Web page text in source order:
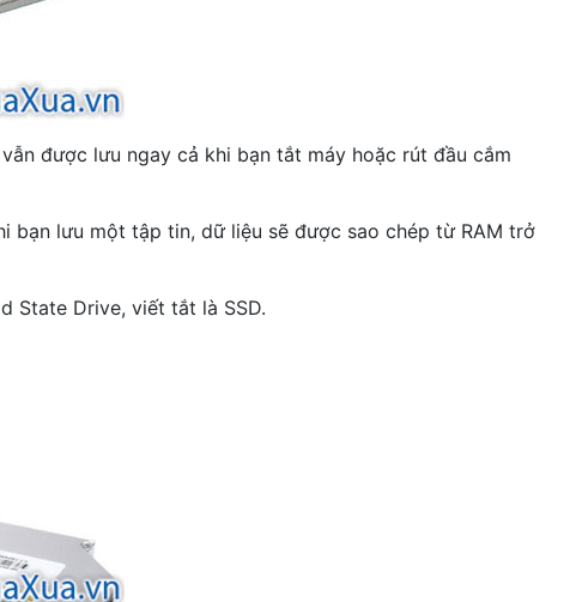
được lưu ngay cả khi bạn tắt máy hoặc rút đầu cắm
bạn lưu một tập tin, dữ liệu sẽ được sao chép từ RAM trở
State Drive, viết tắt là SSD.